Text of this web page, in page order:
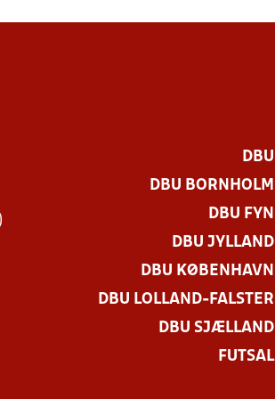
DBU
DBU BORNHOLM
DBU FYN
DBU JYLLAND
DBU KØBENHAVN
DBU LOLLAND-FALSTER
DBU SJÆLLAND
FUTSAL